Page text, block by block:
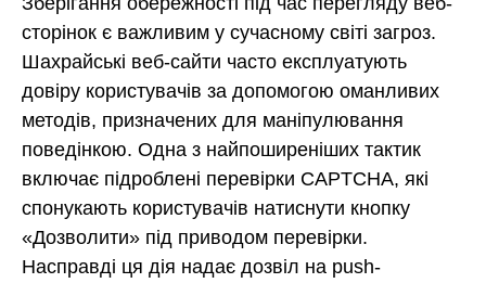
сторінок є важливим у сучасному світі загроз.
Шахрайські веб-сайти часто експлуатують
довіру користувачів за допомогою оманливих
методів, призначених для маніпулювання
поведінкою. Одна з найпоширеніших тактик
включає підроблені перевірки CAPTCHA, які
спонукають користувачів натиснути кнопку
«Дозволити» під приводом перевірки.
Насправді ця дія надає дозвіл на push-